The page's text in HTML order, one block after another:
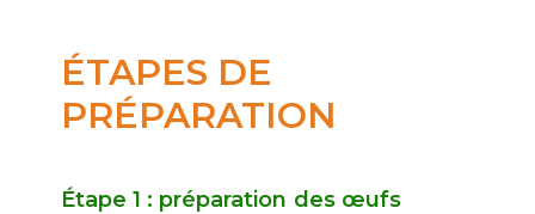
ÉTAPES DE
PRÉPARATION
Étape 1 : préparation des œufs